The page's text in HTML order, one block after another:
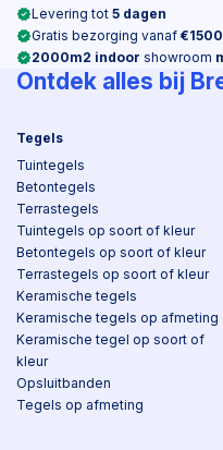
Levering tot 5 dagen
Gratis bezorging vanaf €1500
2000m2 indoor showroom
Ontdek alles bij
Tegels
Tuintegels
Betontegels
Terrastegels
Tuintegels op soort of kleur
Betontegels op soort of kleur
Terrastegels op soort of kleur
Keramische tegels
Keramische tegels op afmeting
Keramische tegel op soort of
kleur
Opsluitbanden
Tegels op afmeting